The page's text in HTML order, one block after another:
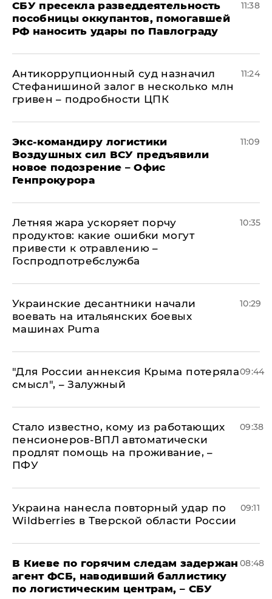
СБУ пресекла разведдеятельность
пособницы оккупантов, помогавшей
РФ наносить удары по Павлограду
11:38
Антикоррупционный суд назначил
Стефанишиной залог в несколько млн
гривен – подробности ЦПК
11:24
Экс-командиру логистики
Воздушных сил ВСУ предъявили
новое подозрение – Офис
Генпрокурора
11:09
Летняя жара ускоряет порчу
продуктов: какие ошибки могут
привести к отравлению –
Госпродпотребслужба
10:35
Украинские десантники начали
воевать на итальянских боевых
машинах Puma
10:29
"Для России аннексия Крыма потеряла
смысл", – Залужный
09:44
Стало известно, кому из работающих
пенсионеров-ВПЛ автоматически
продлят помощь на проживание, –
ПФУ
09:38
Украина нанесла повторный удар по
Wildberries в Тверской области России
09:11
В Киеве по горячим следам задержан
агент ФСБ, наводивший баллистику
по логистическим центрам, – СБУ
08:48